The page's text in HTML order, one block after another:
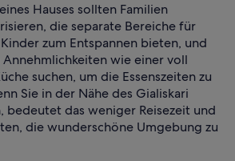
Hauses sollten Familien
die separate Bereiche für
zum Entspannen bieten, und
Annehmlichkeiten wie einer voll
suchen, um die Essenszeiten zu
Sie in der Nähe des Gialiskari
bedeutet das weniger Reisezeit und
die wunderschöne Umgebung zu